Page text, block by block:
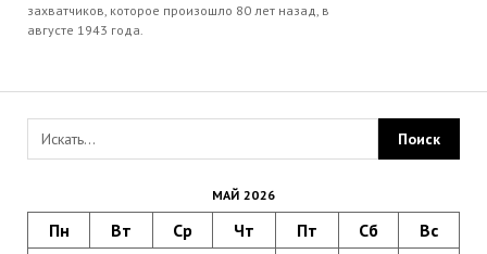
захватчиков, которое произошло 80 лет назад, в
августе 1943 года.
МАЙ 2026
Пн Вт Ср Чт Пт Сб Вс